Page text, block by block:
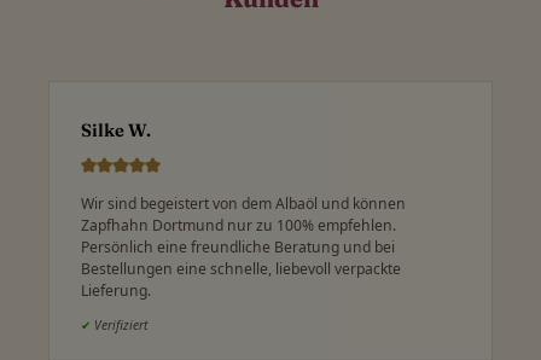
Silke W.
Wir sind begeistert von dem Albaöl und können
Zapfhahn Dortmund nur zu 100% empfehlen.
Persönlich eine freundliche Beratung und bei
Bestellungen eine schnelle, liebevoll verpackte
Lieferung.
✔ Verifiziert